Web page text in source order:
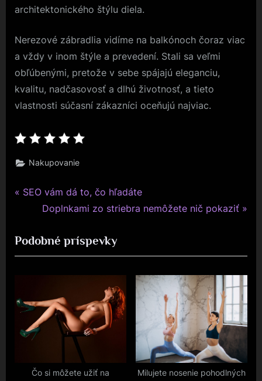
architektonického štýlu diela.
Nerezové zábradlia vidíme na balkónoch čoraz viac
a vždy v inom štýle a prevedení. Stali sa veľmi
obľúbenými, pretože v sebe spájajú eleganciu,
kvalitu, nadčasovosť a dlhú životnosť, a tieto
vlastnosti súčasní zákazníci oceňujú najviac.
Nakupovanie
Navigace
příspěvek
P
v
i
s
o
SEO vám dá to, čo hľadáte
N
x
t
s
t
Doplnkami zo striebra nemôžete nič pokaziť
Podobné príspevky
Čo si môžete užiť na
Milujete nosenie pohodlných